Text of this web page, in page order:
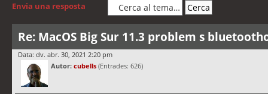
Envia una resposta
Re: MacOS Big Sur 11.3 problem s
Data: dv. abr. 30, 2021 2:20 pm
Autor: cubells (Entrades: 626)